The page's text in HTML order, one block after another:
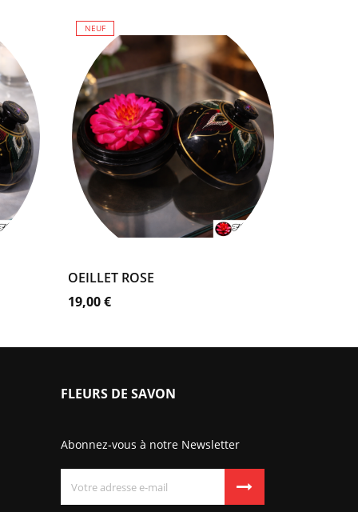
NEUF
Coffret
Noir
OEILLET ROSE
Prix
19,00 €
FLEURS DE SAVON
Abonnez-vous à notre Newsletter